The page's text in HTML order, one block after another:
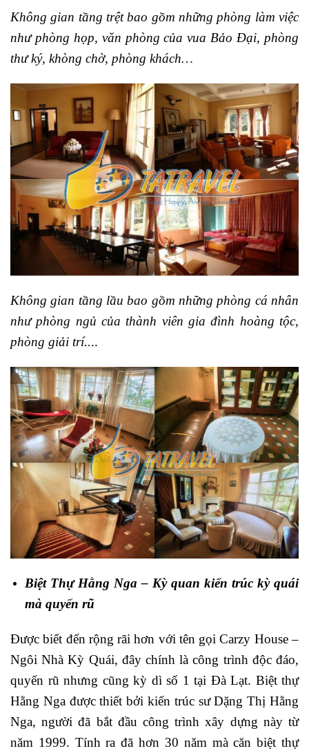
Không gian tầng trệt bao gồm những phòng làm việc
như phòng họp, văn phòng của vua Bảo Đại, phòng
thư ký, khòng chờ, phòng khách…
Không gian tầng lầu bao gồm những phòng cá nhân
như phòng ngủ của thành viên gia đình hoàng tộc,
phòng giải trí....
Biệt Thự Hằng Nga – Kỳ quan kiến trúc kỳ quái
mà quyến rũ
Được biết đến rộng rãi hơn với tên gọi Carzy House –
Ngôi Nhà Kỳ Quái, đây chính là công trình độc đáo,
quyến rũ nhưng cũng kỳ dì số 1 tại Đà Lạt. Biệt thự
Hằng Nga được thiết bởi kiến trúc sư Dặng Thị Hằng
Nga, người đã bắt đầu công trình xây dựng này từ
năm 1999. Tính ra đã hơn 30 năm mà căn biệt thự